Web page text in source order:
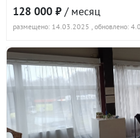
128 000 ₽ / месяц
размещено: 14.03.2025 , обновлено: